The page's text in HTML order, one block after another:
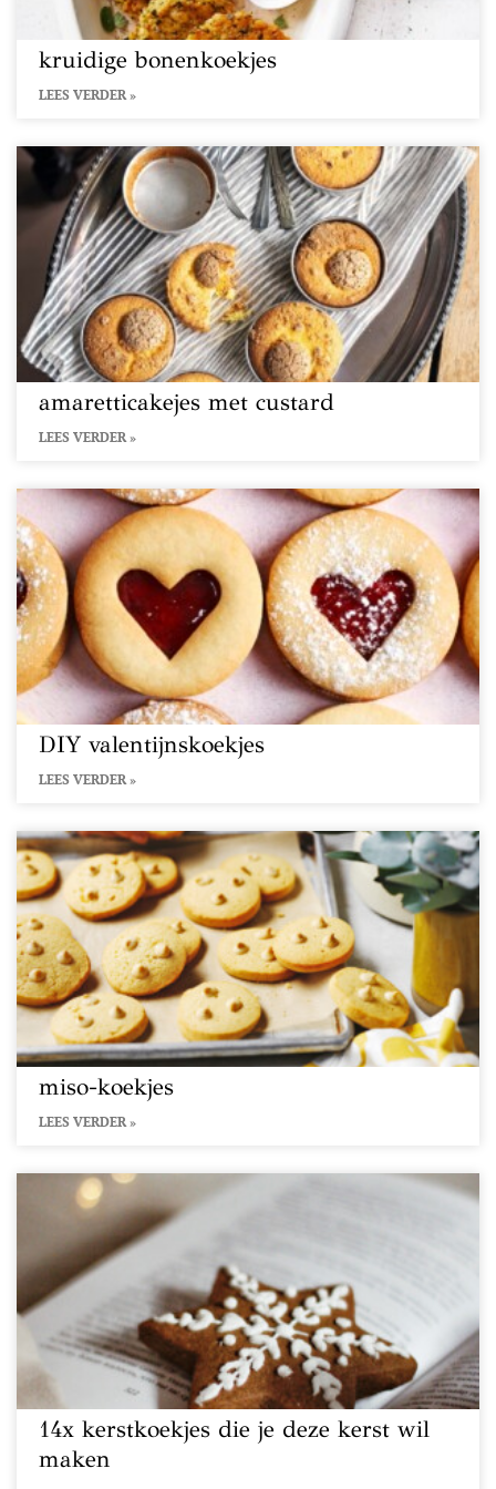
kruidige bonenkoekjes
LEES VERDER »
amaretticakejes met custard
LEES VERDER »
DIY valentijnskoekjes
LEES VERDER »
miso-koekjes
LEES VERDER »
14x kerstkoekjes die je deze kerst wil
maken